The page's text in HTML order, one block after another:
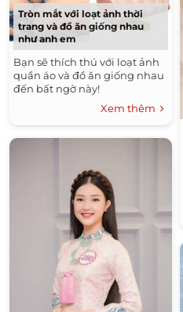
Tròn mắt với loạt ảnh thời
trang và đồ ăn giống nhau
như anh em
Bạn sẽ thích thú với loạt ảnh
quần áo và đồ ăn giống nhau
đến bất ngờ này!
Xem thêm